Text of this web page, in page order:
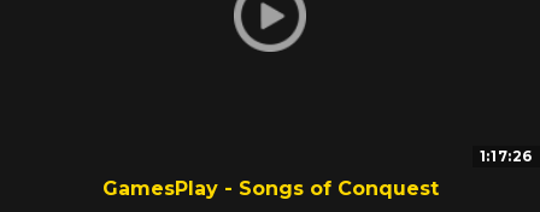
1:17:26
GamesPlay - Songs of Conquest